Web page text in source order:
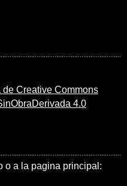
de Creative Commons
4.0
o a la pagina principal: